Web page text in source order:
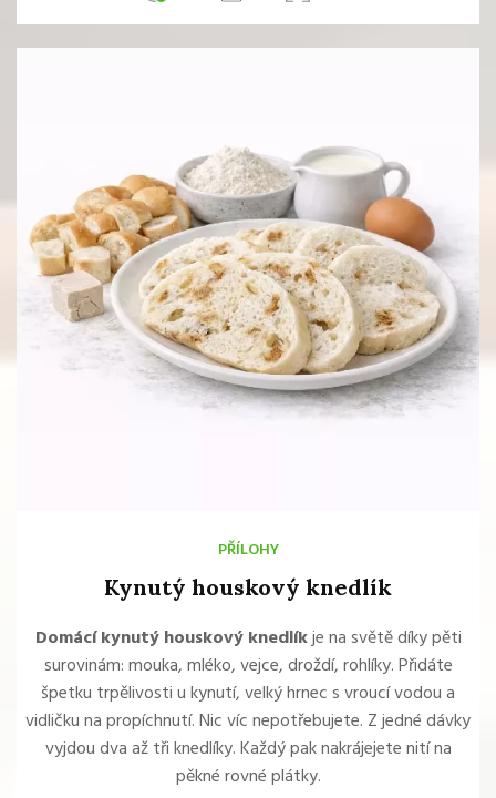
PŘÍLOHY
Kynutý houskový knedlík
Domácí kynutý houskový knedlíkje na světě díky pěti
surovinám: mouka, mléko, vejce, droždí, rohlíky. Přidáte
špetku trpělivosti u kynutí, velký hrnec s vroucí vodou a
vidličku na propíchnutí. Nic víc nepotřebujete. Z jedné dávky
vyjdou dva až tři knedlíky. Každý pak nakrájejete nití na
pěkné rovné plátky.